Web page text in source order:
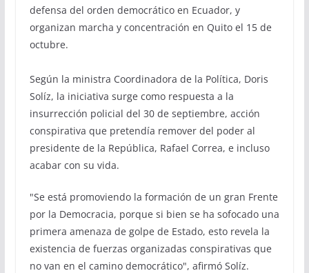
defensa del orden democrático en Ecuador, y
organizan marcha y concentración en Quito el 15 de
octubre.
Según la ministra Coordinadora de la Política, Doris
Solíz, la iniciativa surge como respuesta a la
insurrección policial del 30 de septiembre, acción
conspirativa que pretendía remover del poder al
presidente de la República, Rafael Correa, e incluso
acabar con su vida.
"Se está promoviendo la formación de un gran Frente
por la Democracia, porque si bien se ha sofocado una
primera amenaza de golpe de Estado, esto revela la
existencia de fuerzas organizadas conspirativas que
no van en el camino democrático", afirmó Solíz.